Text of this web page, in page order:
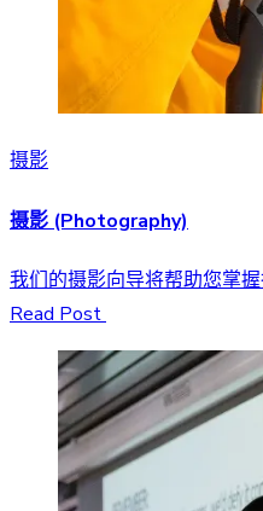
摄影
摄影 (Photography)
我们的摄影向导将帮助您掌
Read Post